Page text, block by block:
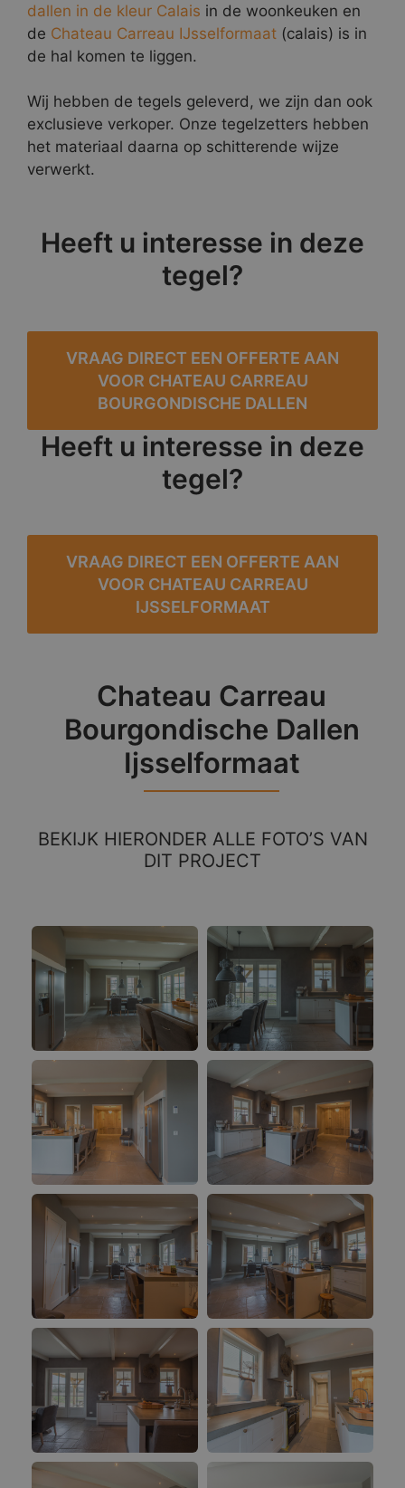
dallen in de kleur Calais in de woonkeuken en
de Chateau Carreau IJsselformaat (calais) is in
de hal komen te liggen.
Wij hebben de tegels geleverd, we zijn dan ook
exclusieve verkoper. Onze tegelzetters hebben
het materiaal daarna op schitterende wijze
verwerkt.
Heeft u interesse in deze
tegel?
VRAAG DIRECT EEN OFFERTE AAN
VOOR CHATEAU CARREAU
BOURGONDISCHE DALLEN
Heeft u interesse in deze
tegel?
VRAAG DIRECT EEN OFFERTE AAN
VOOR CHATEAU CARREAU
IJSSELFORMAAT
Chateau Carreau
Bourgondische Dallen
Ijsselformaat
BEKIJK HIERONDER ALLE FOTO’S VAN
DIT PROJECT